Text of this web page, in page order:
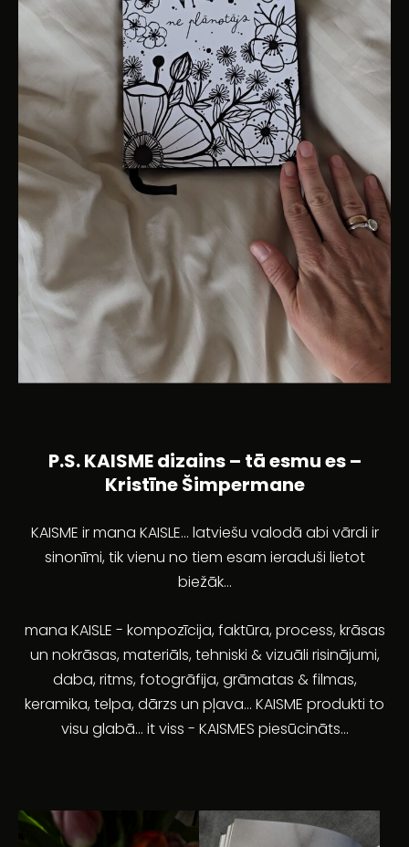
P.S. KAISME dizains – tā esmu es –
Kristīne Šimpermane
KAISME ir mana KAISLE... latviešu valodā abi vārdi ir
sinonīmi, tik vienu no tiem esam ieraduši lietot
biežāk...
mana KAISLE - kompozīcija, faktūra, process, krāsas
un nokrāsas, materiāls, tehniski & vizuāli risinājumi,
daba, ritms, fotogrāfija, grāmatas & filmas,
keramika, telpa, dārzs un pļava... KAISME produkti to
visu glabā... it viss - KAISMES piesūcināts...